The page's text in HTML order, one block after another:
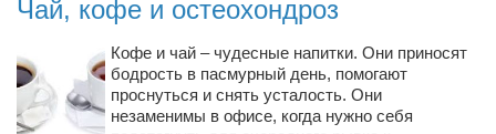
Конкурсы
Фестиваль. Конкурс «Колибри» 2017
Конкурс «Колибри» 2016
Конкурс «Колибри» 2015
Чай, кофе и остеохондроз
Кофе и чай – чудесные напитки. Они приносят
бодрость в пасмурный день, помогают
проснуться и снять усталость. Они
незаменимы в офисе, когда нужно себя